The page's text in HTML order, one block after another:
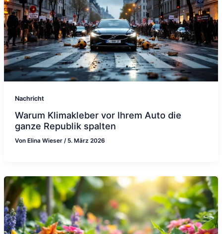
Nachricht
Warum Klimakleber vor Ihrem Auto die
ganze Republik spalten
Von Elina Wieser / 5. März 2026